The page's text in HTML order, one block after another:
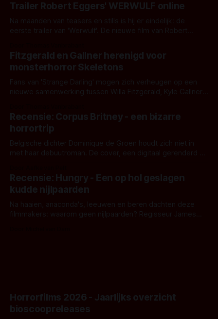
Trailer Robert Eggers' WERWULF online
Na maanden van teasers en stills is hij er eindelijk: de
eerste trailer van 'Werwulf'. De nieuwe film van Robert
kille stijl vol folklore en mythe. Het topic deze keer is (kon
het het al raden?)... de weerwolf. Kijk je mee?
Fitzgerald en Gallner herenigd voor
monsterhorror Skeletons
Fans van 'Strange Darling' mogen zich verheugen op een
nieuwe samenwerking tussen Willa Fitzgerald, Kyle Gallner
'Skeletons', een nieuwe creature feature waarvoor de
opnames zijn gestart in Australië.
Recensie: Corpus Britney - een bizarre
horrortrip
Belgische dichter Dominique de Groen houdt zich niet in
met haar debuutroman. De cover, een digitaal gerenderd en
achtergrond, belooft iets kleurrijks maar onheilspellends,
iets ongrijpbaars. En dat maakt De Groen met ieder woord
waar.
Recensie: Hungry - Een op hol geslagen
kudde nijlpaarden
Na haaien, anaconda's, leeuwen en beren dachten deze
filmmakers: waarom geen nijlpaarden? Regisseur James
Horrorfilms 2026 - Jaarlijks overzicht
bioscoopreleases